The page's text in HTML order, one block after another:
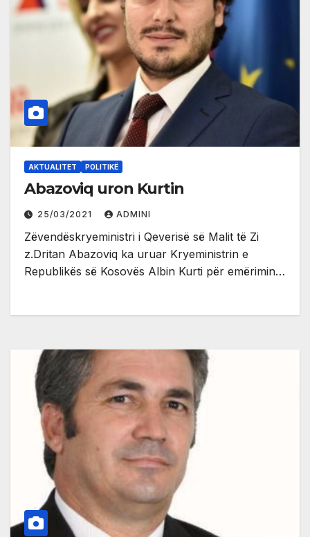
AKTUALITET POLITIKË
Abazoviq uron Kurtin
25/03/2021 ADMINI
Zëvendëskryeministri i Qeverisë së Malit të Zi
z.Dritan Abazoviq ka uruar Kryeministrin e
Republikës së Kosovës Albin Kurti për emërimin…